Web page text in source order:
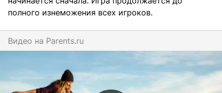
полного изнеможения всех игроков.
Видео на parents.ru